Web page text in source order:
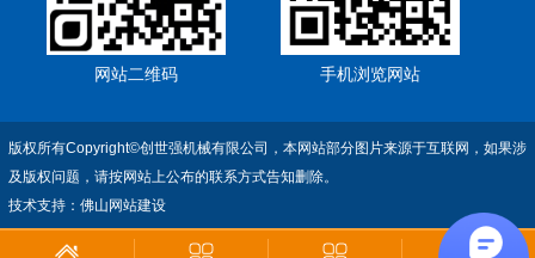
网站二维码 手机浏览网站
版权所有Copyright©创世强机械有限公司，本网站部分图片来源于互联网，如果涉
及版权问题，请按网站上公布的联系方式告知删除。
技术支持： 佛山网站建设